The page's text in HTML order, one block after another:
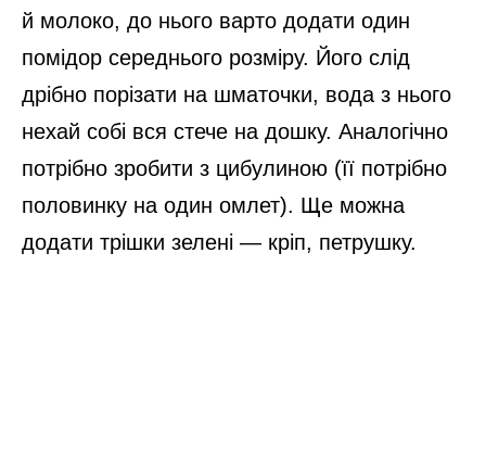
й молоко, до нього варто додати один
помідор середнього розміру. Його слід
дрібно порізати на шматочки, вода з нього
нехай собі вся стече на дошку. Аналогічно
потрібно зробити з цибулиною (її потрібно
половинку на один омлет). Ще можна
додати трішки зелені — кріп, петрушку.